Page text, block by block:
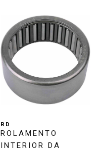
RD
ROLAMENTO
INTERIOR DA